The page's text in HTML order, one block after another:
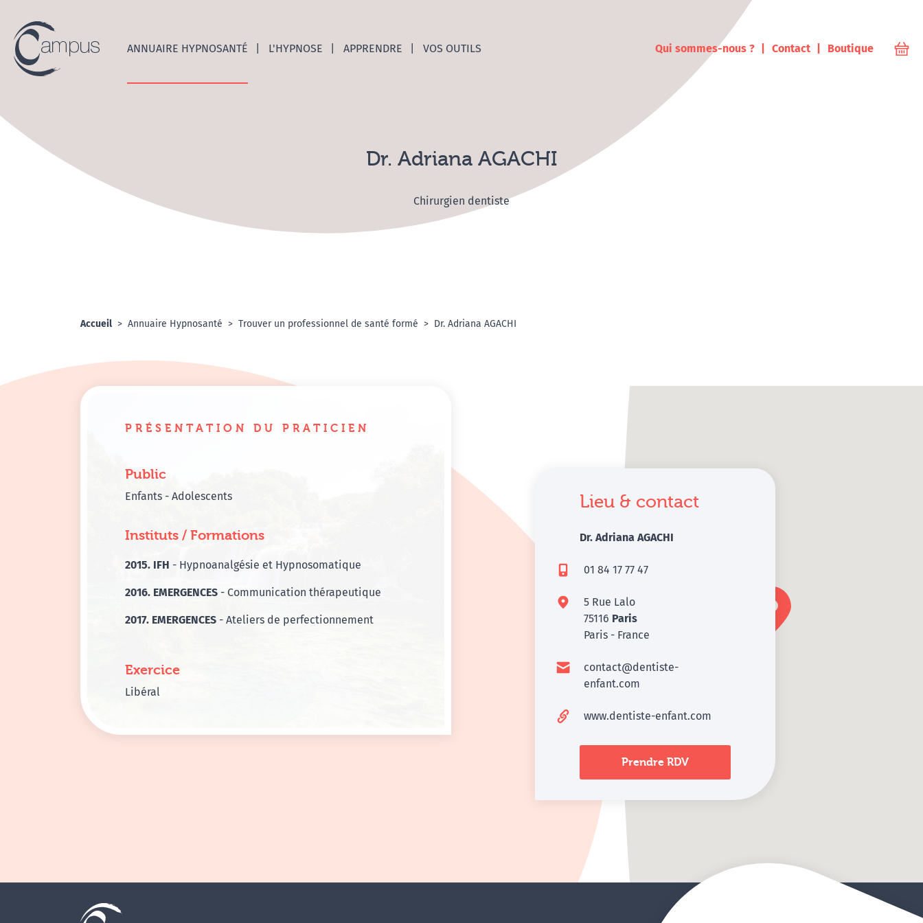
Emergences Campus
ANNUAIRE HYPNOSANTÉ L'HYPNOSE APPRENDRE VOS OUTILS Qui sommes-nous ? Contact Boutique
Dr. Adriana AGACHI
Chirurgien dentiste
Accueil Annuaire Hypnosanté Trouver un professionnel de santé formé Dr. Adriana AGACHI
PRÉSENTATION DU PRATICIEN
Public
Enfants - Adolescents
Instituts / Formations
2015. IFH - Hypnoanalgésie et Hypnosomatique
2016. EMERGENCES - Communication thérapeutique
2017. EMERGENCES - Ateliers de perfectionnement
Exercice
Libéral
Lieu & contact
Dr. Adriana AGACHI
01 84 17 77 47
5 Rue Lalo
75116 Paris
Paris - France
contact@dentiste-
enfant.com
www.dentiste-enfant.com
Prendre RDV